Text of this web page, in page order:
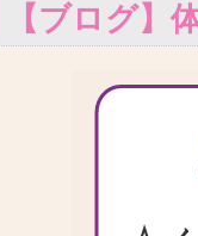
【ブログ】